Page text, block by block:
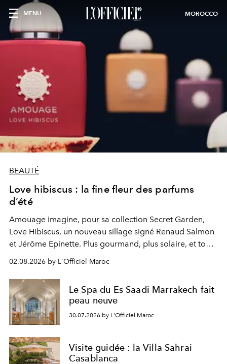
MENU MOROCCO
BEAUTÉ
Love hibiscus : la fine fleur des parfums
d’été
Amouage imagine, pour sa collection Secret Garden,
Love Hibiscus, un nouveau sillage signé Renaud Salmon
et Jérôme Epinette. Plus gourmand, plus solaire, et tout
à fait irrésistible.
02.08.2026 by L'Officiel Maroc
Le Spa du Es Saadi Marrakech fait
peau neuve
30.07.2026 by L'Officiel Maroc
Visite guidée : la Villa Sahrai
Casablanca